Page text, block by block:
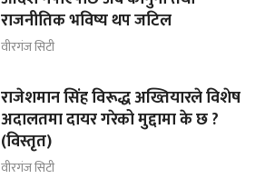
राजनीतिक भविष्य थप जटिल
वीरगंज सिटी
राजेशमान सिंह विरूद्ध अख्तियारले विशेष
अदालतमा दायर गरेको मुद्दामा के छ ?
(विस्तृत)
वीरगंज सिटी